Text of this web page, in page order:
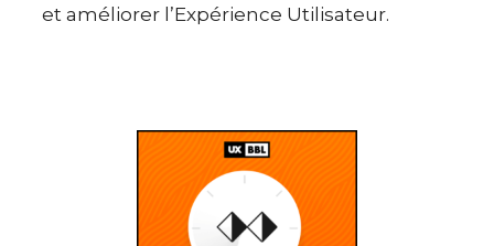
et améliorer l’Expérience Utilisateur.